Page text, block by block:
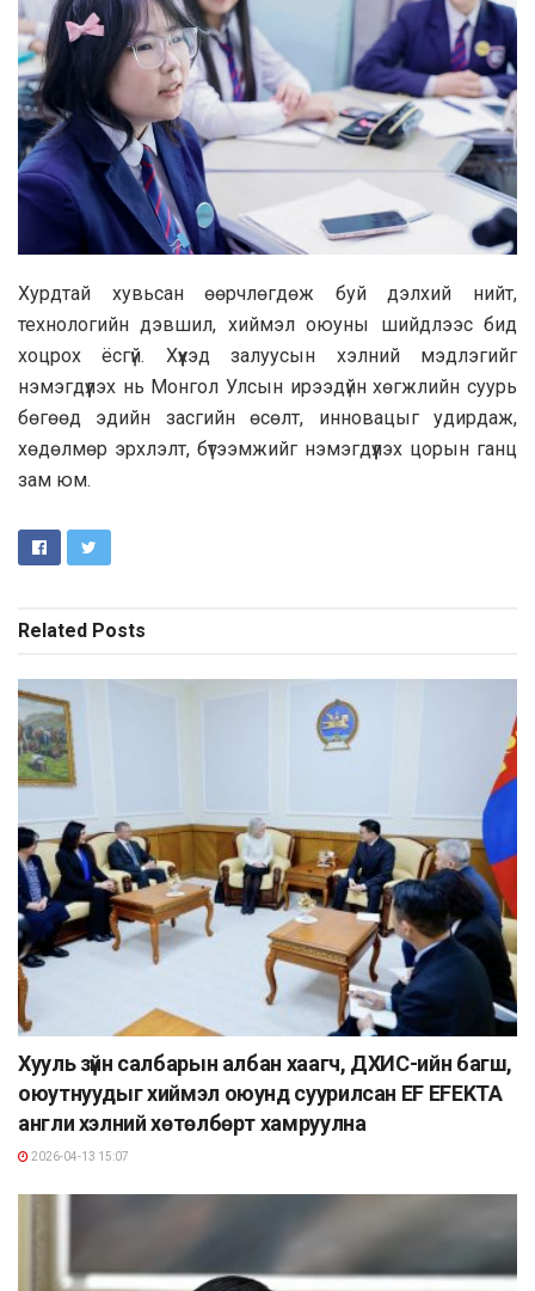
Хурдтай хувьсан өөрчлөгдөж буй дэлхий нийт,
технологийн дэвшил, хиймэл оюуны шийдлээс бид
хоцрох ёсгүй. Хүүхэд залуусын хэлний мэдлэгийг
нэмэгдүүлэх нь Монгол Улсын ирээдүйн хөгжлийн суурь
бөгөөд эдийн засгийн өсөлт, инновацыг удирдаж,
хөдөлмөр эрхлэлт, бүтээмжийг нэмэгдүүлэх цорын ганц
зам юм.
Related Posts
Хууль зүйн салбарын албан хаагч, ДХИС-ийн багш,
оюутнуудыг хиймэл оюунд суурилсан EF EFEKTA
англи хэлний хөтөлбөрт хамруулна
2026-04-13 15:07